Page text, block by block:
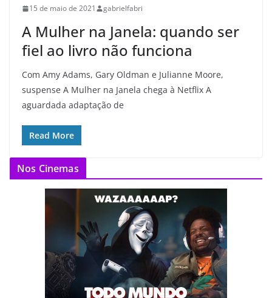
15 de maio de 2021 gabrielfabri
A Mulher na Janela: quando ser
fiel ao livro não funciona
Com Amy Adams, Gary Oldman e Julianne Moore,
suspense A Mulher na Janela chega à Netflix A
aguardada adaptação de
Read More
Nos Cinemas